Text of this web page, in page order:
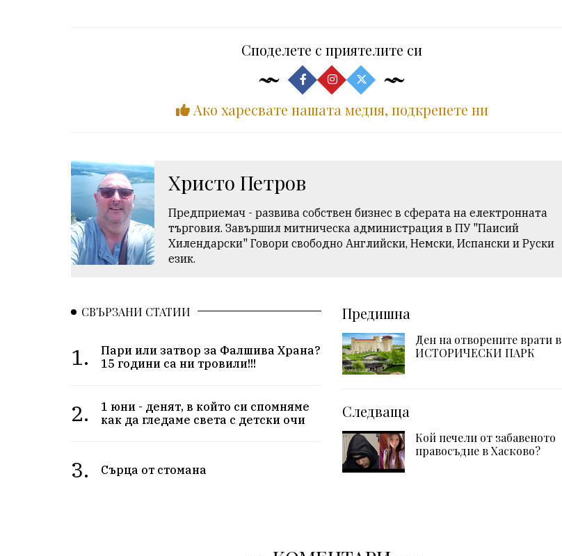
Споделете с приятелите си
Ако харесвате нашата медия, подкрепете ни
Христо Петров
Предприемач - развива собствен бизнес в сферата на електронната
търговия. Завършил митническа администрация в ПУ "Паисий
Хилендарски" Говори свободно Английски, Немски, Испански и Руски
език.
СВЪРЗАНИ СТАТИИ
1.
Пари или затвор за Фалшива Храна?
15 години са ни тровили!!!
2.
1 юни - денят, в който си спомняме
как да гледаме света с детски очи
3. Сърца от стомана
Предишна
Ден на отворените врати в
ИСТОРИЧЕСКИ ПАРК
Следваща
Кой печели от забавеното
правосъдие в Хасково?